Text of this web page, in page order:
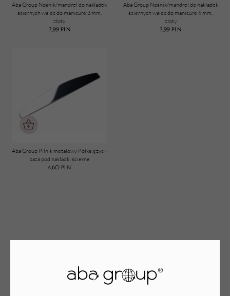
PRZEJDŹ DO KOSZYKA
Aba Group Nośnik/mandrel do nakładek
ściernych walec do manicure 3 mm,
złoty
2,99 PLN
Aba Group Nośnik/mandrel do nakładek
ściernych walec do manicure 6 mm,
złoty
2,99 PLN
Aba Group Pilnik metalowy Półksiężyc -
baza pod nakładki ścierne
4,60 PLN